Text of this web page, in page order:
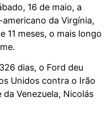
16 de maio, a
da Virgínia,
11 meses, o mais longo
dias, o Ford deu
Unidos contra o Irão
Venezuela, Nicolás